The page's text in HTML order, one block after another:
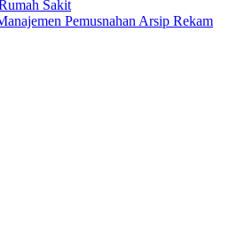
Sakit
Pemusnahan Arsip Rekam